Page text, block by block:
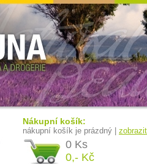
Nákupní košík:
nákupní košík je prázdný |
0 Ks
0,- Kč